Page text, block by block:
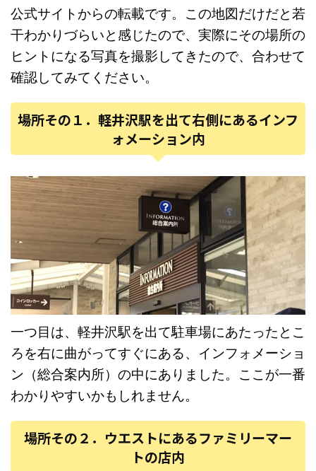
公式サイトからの転載です。この地図だけだと若
干わかりづらいと感じたので、実際にその場所の
ヒントになる写真を撮影してきたので、合わせて
確認してみてください。
場所その１．軽井沢駅を出て右側にあるインフ
ォメーション内
一つ目は、軽井沢駅を出て駐車場にあたったとこ
ろを右に曲がってすぐにある、インフォメーショ
ン（総合案内所）の中にありました。ここが一番
わかりやすいかもしれません。
場所その２．ウエストにあるファミリーマー
トの店内